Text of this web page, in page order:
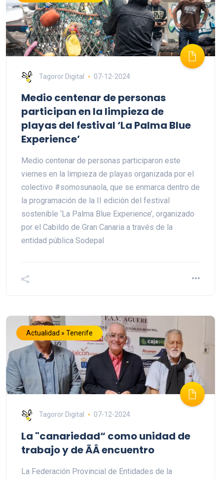
Tagoror Digital 07-12-2024
Medio centenar de personas
participan en la limpieza de
playas del festival ‘La Palma Blue
Experience’
Medio centenar de personas participaron este
viernes en la limpieza de playas organizada por el
colectivo #somosunaola, que se enmarca dentro de
la programación de la II edición del festival
sostenible ‘La Palma Blue Experience’, organizado
por el Cabildo de Gran Canaria a través de la
entidad pública Sodepal
Actualidad » Tenerife
Tagoror Digital 07-12-2024
La "canariedad“ como unidad de
trabajo y de ÃÂ encuentro
La Federación Provincial de Entidades de la